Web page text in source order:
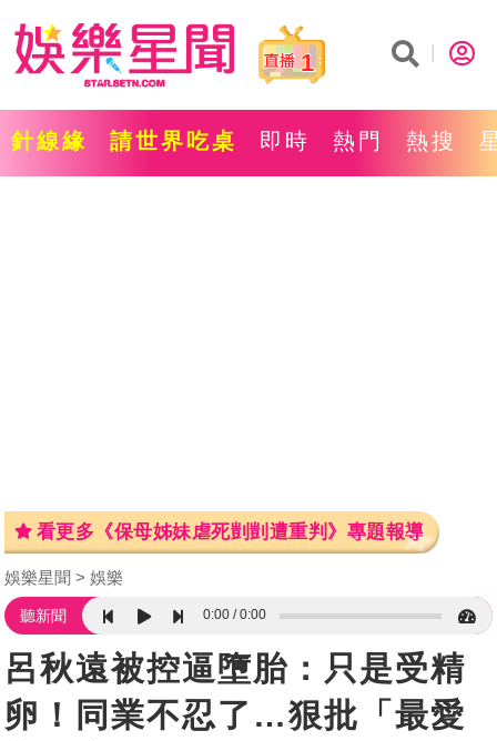
1
針線緣 請世界吃桌 即時 熱門 熱搜
看更多《保母姊妹虐死剴剴遭重判》專題報導
娛樂星聞 娛樂
聽新聞 0:00 0:00
呂秋遠被控逼墮胎：只是受精
卵！同業不忍了…狠批「最愛